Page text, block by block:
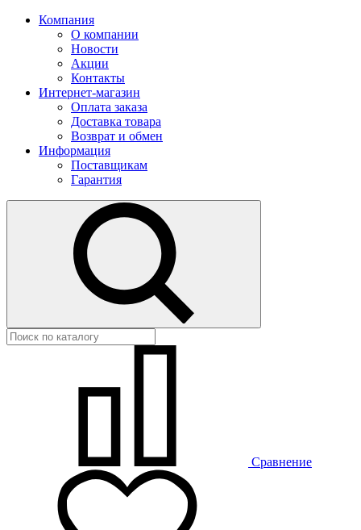
Компания
О компании
Новости
Акции
Контакты
Интернет-магазин
Оплата заказа
Доставка товара
Возврат и обмен
Информация
Поставщикам
Гарантия
Сравнение